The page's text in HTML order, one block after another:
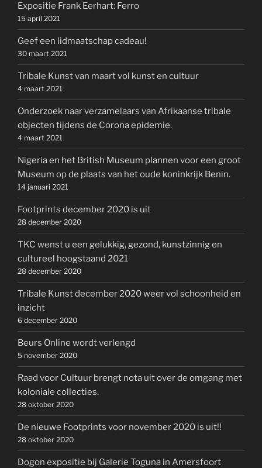
Expositie Frank Eerhart: Ferro
15 april 2021
Geef een lidmaatschap cadeau!
30 maart 2021
Tribale Kunst van maart vol kunst en cultuur
4 maart 2021
Onderzoek naar verzamelaars van Afrikaanse tribale
objecten tijdens de Corona epidemie.
4 maart 2021
Nigeria en het British Museum plannen voor een groot
Museum op de plaats van het oude koninkrijk Benin.
14 januari 2021
Footprints december 2020 is uit
28 december 2020
TKC wenst u een gelukkig, gezond, kunstzinnig en
cultureel hoogstaand 2021
28 december 2020
Tribale Kunst december 2020 weer vol schoonheid en
inzicht
6 december 2020
Beurs Online wordt verlengd
5 november 2020
Raad voor Cultuur brengt nota uit over de omgang met
koloniale collecties.
28 oktober 2020
De nieuwe Footprints voor november 2020 is uit!!
28 oktober 2020
Dogon expositie bij Galerie Toguna in Amersfoort